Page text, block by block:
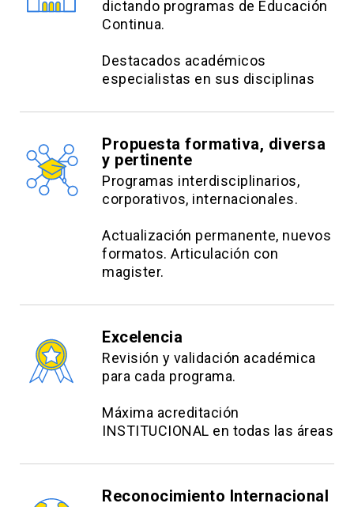
dictando programas de Educación
Continua.
Destacados académicos
especialistas en sus disciplinas
Propuesta formativa, diversa
y pertinente
Programas interdisciplinarios,
corporativos, internacionales.
Actualización permanente, nuevos
formatos. Articulación con
magister.
Excelencia
Revisión y validación académica
para cada programa.
Máxima acreditación
INSTITUCIONAL en todas las áreas
Reconocimiento Internacional